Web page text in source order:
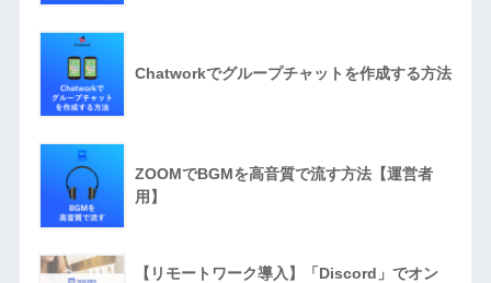
Chatworkでグループチャットを作成する方法
ZOOMでBGMを高音質で流す方法【運営者
用】
【リモートワーク導入】「Discord」でオン